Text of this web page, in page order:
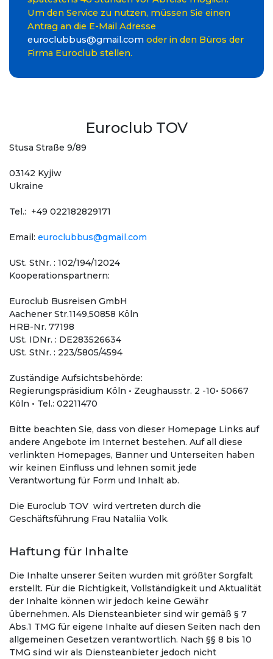
Um den Service zu nutzen, müssen Sie einen
Antrag an die E-Mail Adresse
euroclubbus@gmail.com oder in den Büros der
Firma Euroclub stellen.
Euroclub TOV
Stusa Straße 9/89
03142 Kyjiw
Ukraine
Tel.: +49 022182829171
Email: euroclubbus@gmail.com
USt. StNr. : 102/194/12024
Kooperationspartnern:
Euroclub Busreisen GmbH
Aachener Str.1149,50858 Köln
HRB-Nr. 77198
USt. IDNr. : DE283526634
USt. StNr. : 223/5805/4594
Zuständige Aufsichtsbehörde:
Regierungspräsidium Köln • Zeughausstr. 2 -10• 50667
Köln • Tel.: 02211470
Bitte beachten Sie, dass von dieser Homepage Links auf
andere Angebote im Internet bestehen. Auf all diese
verlinkten Homepages, Banner und Unterseiten haben
wir keinen Einfluss und lehnen somit jede
Verantwortung für Form und Inhalt ab.
Die Euroclub TOV wird vertreten durch die
Geschäftsführung Frau Nataliia Volk.
Haftung für Inhalte
Die Inhalte unserer Seiten wurden mit größter Sorgfalt
erstellt. Für die Richtigkeit, Vollständigkeit und Aktualität
der Inhalte können wir jedoch keine Gewähr
übernehmen. Als Diensteanbieter sind wir gemäß § 7
Abs.1 TMG für eigene Inhalte auf diesen Seiten nach den
allgemeinen Gesetzen verantwortlich. Nach §§ 8 bis 10
TMG sind wir als Diensteanbieter jedoch nicht